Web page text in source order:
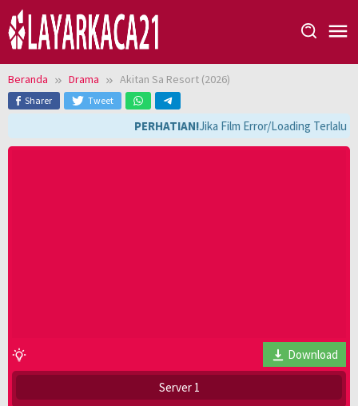
Loncat
ke
konten
Beranda Drama Akitan Sa Resort (2026)
Sharer Tweet
PERHATIAN!Jika Film Error/Loading Terlalu
Download
Server 1